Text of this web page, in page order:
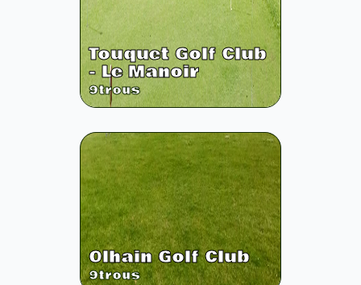
Touquet Golf Club
- Le Manoir
9trous
Olhain Golf Club
9trous